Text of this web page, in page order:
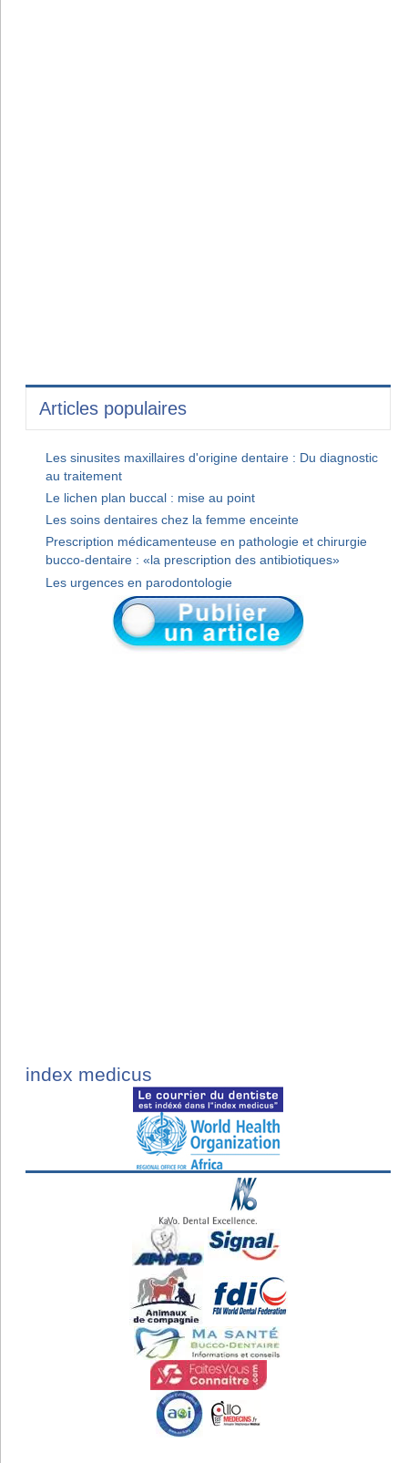
Articles populaires
Les sinusites maxillaires d'origine dentaire : Du diagnostic
au traitement
Le lichen plan buccal : mise au point
Les soins dentaires chez la femme enceinte
Prescription médicamenteuse en pathologie et chirurgie
bucco-dentaire : «la prescription des antibiotiques»
Les urgences en parodontologie
index medicus